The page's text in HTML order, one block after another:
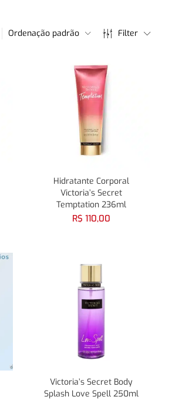
Filter
Ordenação padrão
Hidratante Corporal
Victoria’s Secret
Temptation 236ml
R$ 110,00
Victoria’s Secret Body
Splash Love Spell 250ml